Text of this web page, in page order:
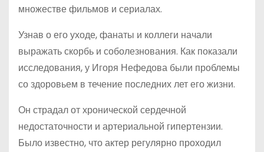
множестве фильмов и сериалах.
Узнав о его уходе, фанаты и коллеги начали
выражать скорбь и соболезнования. Как показали
исследования, у Игоря Нефедова были проблемы
со здоровьем в течение последних лет его жизни.
Он страдал от хронической сердечной
недостаточности и артериальной гипертензии.
Было известно, что актер регулярно проходил